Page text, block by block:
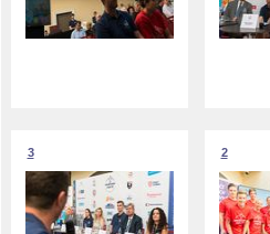
3 2